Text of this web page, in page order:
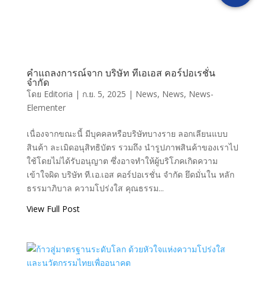
คำแถลงการณ์จาก บริษัท ทีเอเอส คอร์ปอเรชั่น
จำกัด
โดย Editoria | ก.ย. 5, 2025 | News, News, News-
Elementer
เนื่องจากขณะนี้ มีบุคคลหรือบริษัทบางราย ลอกเลียนแบบ
สินค้า ละเมิดอนุสิทธิบัตร รวมถึง นำรูปภาพสินค้าของเราไป
ใช้โดยไม่ได้รับอนุญาต ซึ่งอาจทำให้ผู้บริโภคเกิดความ
เข้าใจผิด บริษัท ที.เอ.เอส คอร์ปอเรชั่น จำกัด ยึดมั่นใน หลัก
ธรรมาภิบาล ความโปร่งใส คุณธรรม...
View Full Post